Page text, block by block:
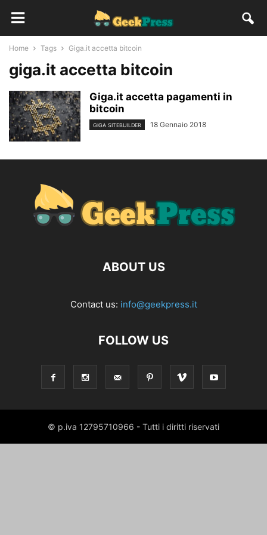
Home Tags Giga.it accetta bitcoin
giga.it accetta bitcoin
Giga.it accetta pagamenti in
bitcoin
GIGA SITEBUILDER 18 Gennaio 2018
ABOUT US
Contact us: info@geekpress.it
FOLLOW US
© p.iva 12795710966 - Tutti i diritti riservati